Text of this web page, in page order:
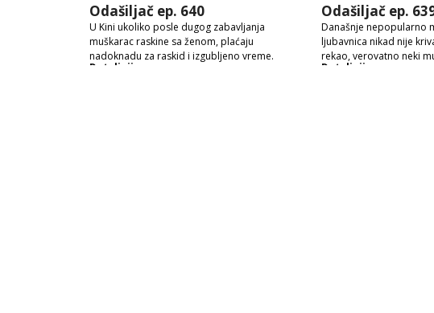
Odašiljač ep. 640
U Kini ukoliko posle dugog zabavljanja
muškarac raskine sa ženom, plaćaju
nadoknadu za raskid i izgubljeno vreme.
Detaljnije
Odašiljač ep.
Današnje nepopularno
ljubavnica nikad nije
rekao, verovatno neki
Detaljnije